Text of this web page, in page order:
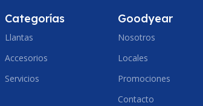
ANCHO DE SECCION
185
Categorías
Llantas
Accesorios
Servicios
Goodyear
Nosotros
Locales
Promociones
Contacto